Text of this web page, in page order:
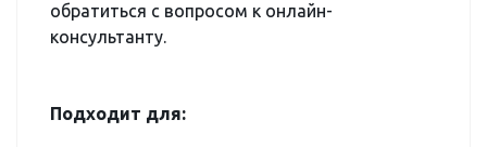
обратиться с вопросом к онлайн-
консультанту.
Подходит для: